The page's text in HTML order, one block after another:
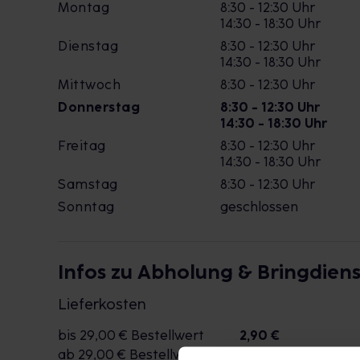
Montag
8:30 - 12:30 Uhr
14:30 - 18:30 Uhr
Dienstag
8:30 - 12:30 Uhr
14:30 - 18:30 Uhr
Mittwoch
8:30 - 12:30 Uhr
Donnerstag
8:30 - 12:30 Uhr
14:30 - 18:30 Uhr
Freitag
8:30 - 12:30 Uhr
14:30 - 18:30 Uhr
Samstag
8:30 - 12:30 Uhr
Sonntag
geschlossen
Infos zu Abholung &
Lieferkosten
bis 29,00 € Bestellwert
2,90 €
ab 29,00 € Bestellwert